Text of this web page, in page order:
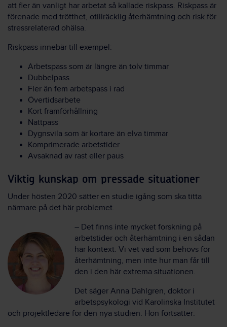
att fler än vanligt har arbetat så kallade riskpass. Riskpass är
förenade med trötthet, otillräcklig återhämtning och risk för
stressrelaterad ohälsa.
Riskpass innebär till exempel:
Arbetspass som är längre än tolv timmar
Dubbelpass
Fler än fem arbetspass i rad
Övertidsarbete
Kort framförhållning
Nattpass
Dygnsvila som är kortare än elva timmar
Komprimerade arbetstider
Avsaknad av rast eller paus
Viktig kunskap om pressade situationer
Under hösten 2020 sätter en studie igång som ska titta
närmare på det här problemet.
– Det finns inte mycket forskning på
arbetstider och återhämtning i en sådan
här kontext. Vi vet vad som behövs för
återhämtning, men inte hur man får till
den i den här extrema situationen.
Det säger Anna Dahlgren, doktor i
arbetspsykologi vid Karolinska Institutet
och projektledare för den nya studien. Hon fortsätter: